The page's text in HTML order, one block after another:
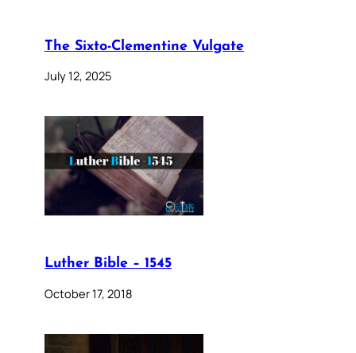
The Sixto-Clementine Vulgate
July 12, 2025
Luther Bible – 1545
October 17, 2018